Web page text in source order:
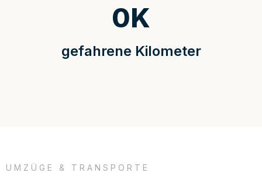
gefahrene Kilometer
0K
UMZÜGE & TRANSPORTE